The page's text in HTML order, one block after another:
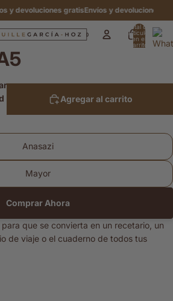
devoluciones gratisEnvíos y devoluciones gratis
Total de
artículos
en el
carrito:
Agregar al carrito
Anasazi
Mayor
Comprar Ahora
que se convierta en un recetario, un
de viaje o el cuaderno de todos tus